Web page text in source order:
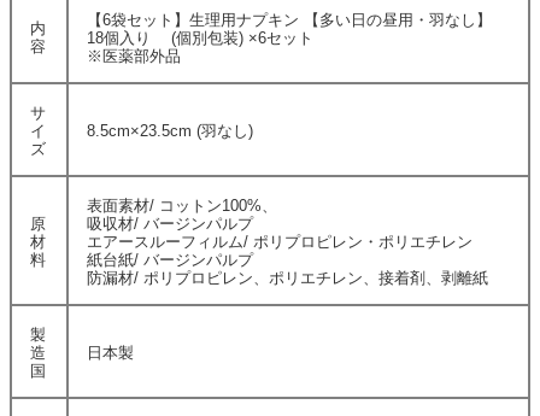
内
容
【6袋セット】生理用ナプキン 【多い日の昼用・羽なし】
18個入り (個別包装) ×6セット
※医薬部外品
サ
イ
ズ
8.5cm×23.5cm (羽なし)
原
材
料
表面素材/ コットン100%、
吸収材/ バージンパルプ
エアースルーフィルム/ ポリプロピレン・ポリエチレン
紙台紙/ バージンパルプ
防漏材/ ポリプロピレン、ポリエチレン、接着剤、剥離紙
製
造
国
日本製